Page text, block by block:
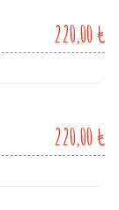
220,00 ₺
220,00 ₺